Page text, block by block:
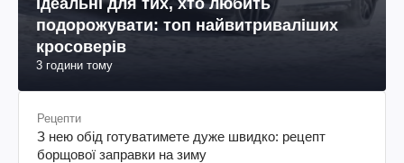
подорожувати: топ найвитриваліших
кросоверів
3 години тому
Рецепти
З нею обід готуватимете дуже швидко: рецепт
борщової заправки на зиму